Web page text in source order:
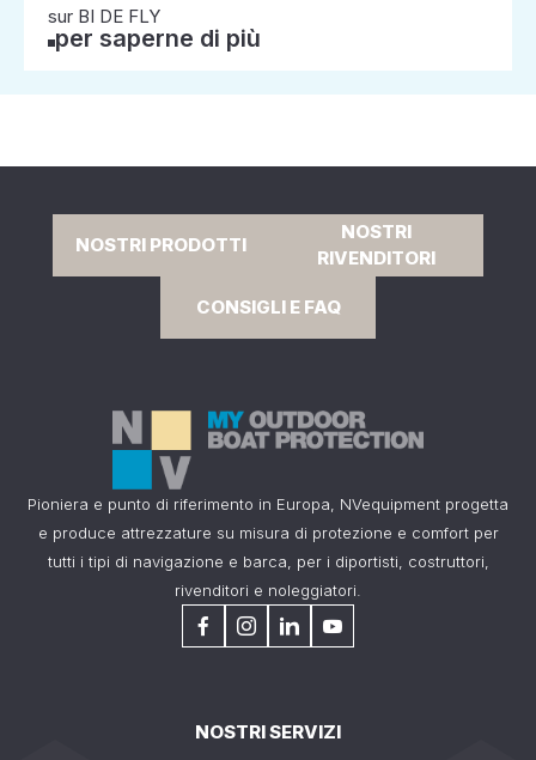
sur BI DE FLY
per saperne di più
NOSTRI PRODOTTI
NOSTRI
RIVENDITORI
CONSIGLI E FAQ
Pioniera e punto di riferimento in Europa, NVequipment progetta
e produce attrezzature su misura di protezione e comfort per
tutti i tipi di navigazione e barca, per i diportisti, costruttori,
rivenditori e noleggiatori.
NOSTRI SERVIZI